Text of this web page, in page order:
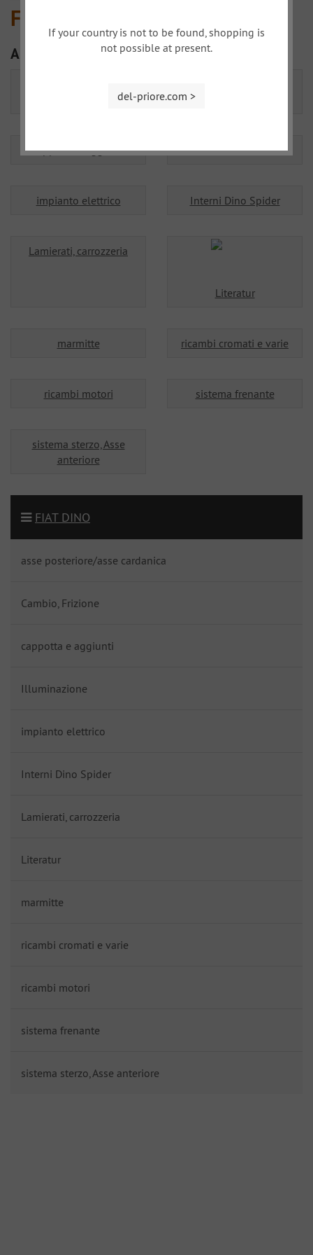
Fiat Dino
Altre categorie
cappotta e aggiunti Illuminazione
impianto elettrico Interni Dino Spider
Lamierati, carrozzeria
Literatur
marmitte ricambi cromati e varie
ricambi motori sistema frenante
sistema sterzo, Asse
anteriore
FIAT DINO
asse posteriore/asse cardanica
Cambio, Frizione
cappotta e aggiunti
Illuminazione
impianto elettrico
Interni Dino Spider
Lamierati, carrozzeria
Literatur
marmitte
ricambi cromati e varie
ricambi motori
sistema frenante
sistema sterzo, Asse anteriore
If your country is not to be found, shopping is
not possible at present.
del-priore.com >